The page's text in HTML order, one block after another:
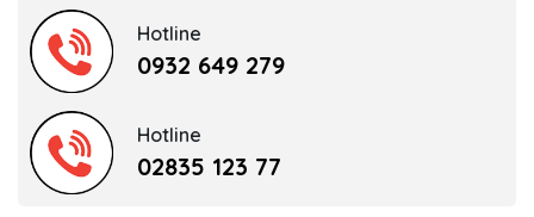
Hotline
0932 649 279
Hotline
02835 123 77